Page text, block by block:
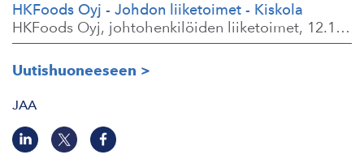
HKFoods Oyj - Johdon liiketoimet - Kiskola
HKFoods Oyj, johtohenkilöiden liiketoimet, 12.11.2025 klo 18.00
Uutishuoneeseen
JAA